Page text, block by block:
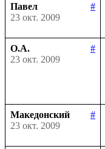
Павел
#
23 окт. 2009
О.А.
#
23 окт. 2009
Македонский
#
23 окт. 2009